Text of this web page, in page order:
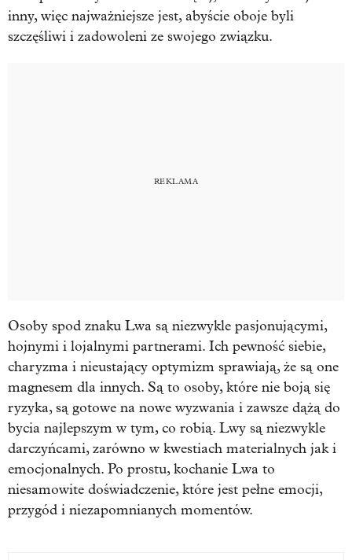
inny, więc najważniejsze jest, abyście oboje byli
szczęśliwi i zadowoleni ze swojego związku.
Osoby spod znaku Lwa są niezwykle pasjonującymi,
hojnymi i lojalnymi partnerami. Ich pewność siebie,
charyzma i nieustający optymizm sprawiają, że są one
magnesem dla innych. Są to osoby, które nie boją się
ryzyka, są gotowe na nowe wyzwania i zawsze dążą do
bycia najlepszym w tym, co robią. Lwy są niezwykle
darczyńcami, zarówno w kwestiach materialnych jak i
emocjonalnych. Po prostu, kochanie Lwa to
niesamowite doświadczenie, które jest pełne emocji,
przygód i niezapomnianych momentów.